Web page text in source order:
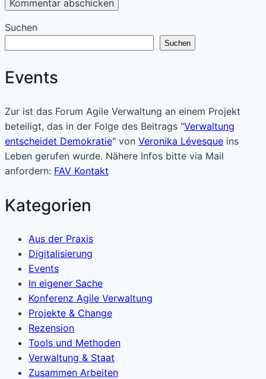
Suchen
Suchen
Events
Zur ist das Forum Agile Verwaltung an einem Projekt
beteiligt, das in der Folge des Beitrags "Verwaltung
entscheidet Demokratie" von Veronika Lévesque ins
Leben gerufen wurde. Nähere Infos bitte via Mail
anfordern: FAV Kontakt
Kategorien
Aus der Praxis
Digitalisierung
Events
In eigener Sache
Konferenz Agile Verwaltung
Projekte & Change
Rezension
Tools und Methoden
Verwaltung & Staat
Zusammen Arbeiten